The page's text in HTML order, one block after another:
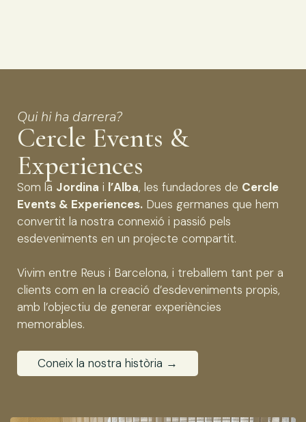
Qui hi ha darrera?
Cercle Events &
Experiences
Som la Jordina i l’Alba, les fundadores de Cercle
Events & Experiences. Dues germanes que hem
convertit la nostra connexió i passió pels
esdeveniments en un projecte compartit.
Vivim entre Reus i Barcelona, i treballem tant per a
clients com en la creació d’esdeveniments propis,
amb l’objectiu de generar experiències
memorables.
Coneix la nostra història →